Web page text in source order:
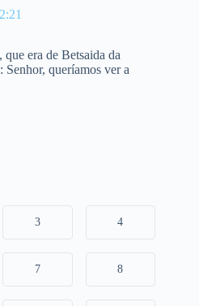
era de Betsaida da
queríamos ver a
3 4
7 8